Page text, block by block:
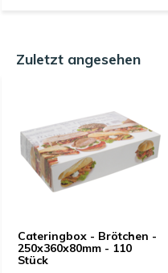
Zuletzt angesehen
Cateringbox - Brötchen -
250x360x80mm - 110
Stück